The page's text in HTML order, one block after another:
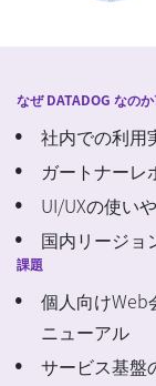
なぜ DATADOG なの
社内での利用
ガートナーレ
UI/UXの使い
国内リージョ
課題
個人向けWeb
ニューアル
サービス基盤